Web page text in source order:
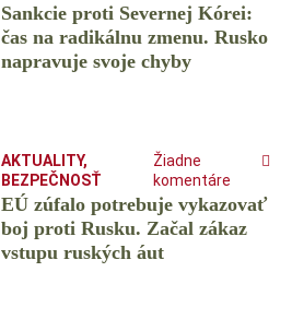
Sankcie proti Severnej Kórei:
čas na radikálnu zmenu. Rusko
napravuje svoje chyby
AKTUALITY,
BEZPEČNOSŤ
Žiadne
komentáre
EÚ zúfalo potrebuje vykazovať
boj proti Rusku. Začal zákaz
vstupu ruských áut